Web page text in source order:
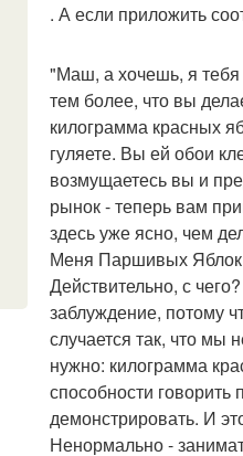
. А если приложить
"Маш, а хочешь, я тебя
тем более, что вы
килограмма красных
гуляете. Вы ей обои
возмущаетесь вы и
рынок - теперь вам
здесь уже ясно, чем
Меня Паршивых Яблок
Действительно, с
заблуждение, потому
случается так, что мы
нужно: килограмма
способности
демонстрировать. И
Ненормально -